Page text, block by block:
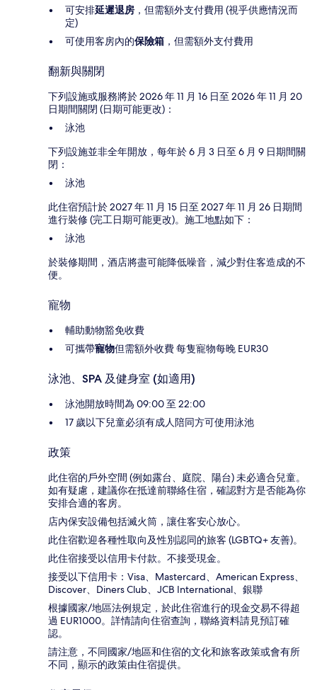
可安排延遲退房 ，但需額外支付費用 (視乎供應情況而
定)
可使用客房內的保險箱 ，但需額外支付費用
翻新與關閉
下列設施或服務將於 2026 年 11 月 16 日至 2026 年 11 月 20
日期間關閉 (日期可能更改)：
泳池
下列設施並非全年開放，每年於 6 月 3 日至 6 月 9 日期間關
閉：
泳池
此住宿預計於 2027 年 11 月 15 日至 2027 年 11 月 26 日期間
進行裝修 (完工日期可能更改)。施工地點如下：
泳池
於裝修期間，酒店將盡可能降低噪音，減少對住客造成的不
便。
寵物
輔助動物豁免收費
可攜帶寵物但需額外收費 每隻寵物每晚 EUR30
泳池、SPA 及健身室 (如適用)
泳池開放時間為 09:00 至 22:00
17 歲以下兒童必須有成人陪同方可使用泳池
政策
此住宿的戶外空間 (例如露台、庭院、陽台) 未必適合兒童。
如有疑慮，建議你在抵達前聯絡住宿，確認對方是否能為你
安排合適的客房。
店內保安設備包括滅火筒，讓住客安心放心。
此住宿歡迎各種性取向及性別認同的旅客 (LGBTQ+ 友善)。
此住宿接受以信用卡付款。不接受現金。
接受以下信用卡：Visa、Mastercard、American Express、
Discover、Diners Club、JCB International、銀聯
根據國家/地區法例規定，於此住宿進行的現金交易不得超
過 EUR1000。詳情請向住宿查詢，聯絡資料請見預訂確
認。
請注意，不同國家/地區和住宿的文化和旅客政策或會有所
不同，顯示的政策由住宿提供。